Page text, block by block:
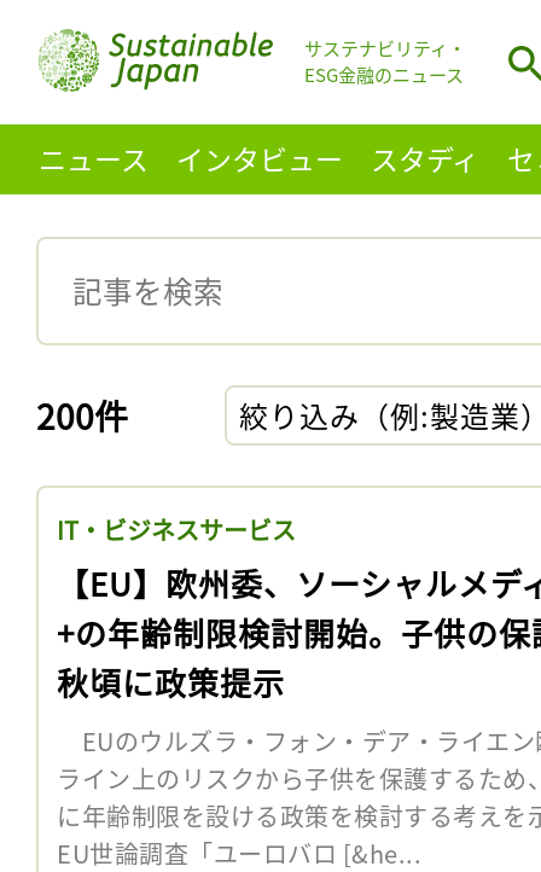
サステナビリティ・
ESG金融のニュース
ニュース インタビュー スタディ
200件 絞り込み（例:製造業
IT・ビジネスサービス
【EU】欧州委、ソーシャルメデ
+の年齢制限検討開始。子供の保
秋頃に政策提示
EUのウルズラ・フォン・デア・ライエ
ライン上のリスクから子供を保護するた
に年齢制限を設ける政策を検討する考え
EU世論調査「ユーロバロ [&he...